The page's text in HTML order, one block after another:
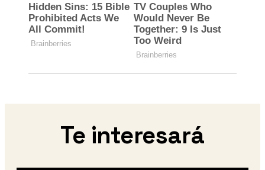
Te interesará